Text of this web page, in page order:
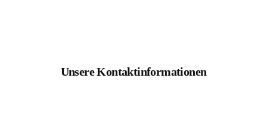
Unsere Kontaktinformationen